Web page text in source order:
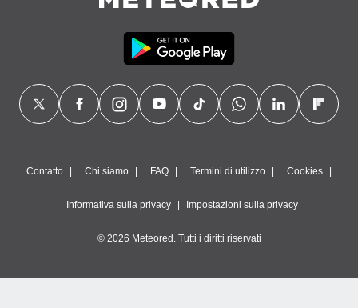
Contatto Chi siamo FAQ Termini di utilizzo Cookies
Informativa sulla privacy Impostazioni sulla privacy
© 2026 Meteored. Tutti i diritti riservati